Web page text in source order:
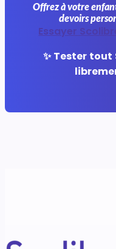
Offrez à votre
devoirs
Essayer
✨ Tester tout